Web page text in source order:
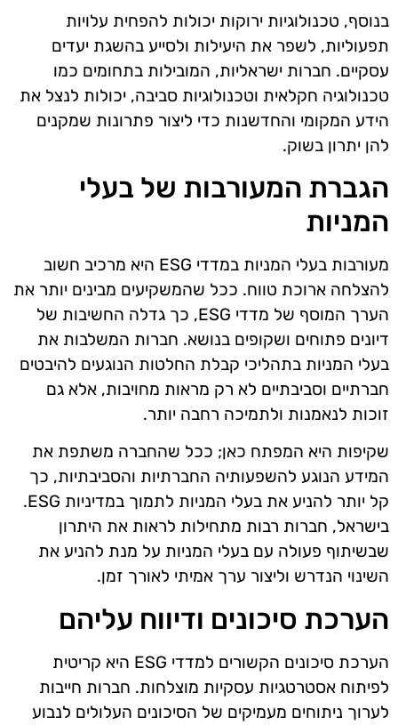
בנוסף, טכנולוגיות ירוקות יכולות להפחית עלויות
תפעוליות, לשפר את היעילות ולסייע בהשגת יעדים
עסקיים. חברות ישראליות, המובילות בתחומים כמו
טכנולוגיה חקלאית וטכנולוגיות סביבה, יכולות לנצל את
הידע המקומי והחדשנות כדי ליצור פתרונות שמקנים
להן יתרון בשוק.
הגברת המעורבות של בעלי
המניות
מעורבות בעלי המניות במדדי ESG היא מרכיב חשוב
להצלחה ארוכת טווח. ככל שהמשקיעים מבינים יותר את
הערך המוסף של מדדי ESG, כך גדלה החשיבות של
דיונים פתוחים ושקופים בנושא. חברות המשלבות את
בעלי המניות בתהליכי קבלת החלטות הנוגעים להיבטים
חברתיים וסביבתיים לא רק מראות מחויבות, אלא גם
זוכות לנאמנות ולתמיכה רחבה יותר.
שקיפות היא המפתח כאן; ככל שהחברה משתפת את
המידע הנוגע להשפעותיה החברתיות והסביבתיות, כך
קל יותר להניע את בעלי המניות לתמוך במדיניות ESG.
בישראל, חברות רבות מתחילות לראות את היתרון
שבשיתוף פעולה עם בעלי המניות על מנת להניע את
השינוי הנדרש וליצור ערך אמיתי לאורך זמן.
הערכת סיכונים ודיווח עליהם
הערכת סיכונים הקשורים למדדי ESG היא קריטית
לפיתוח אסטרטגיות עסקיות מוצלחות. חברות חייבות
לערוך ניתוחים מעמיקים של הסיכונים העלולים לנבוע